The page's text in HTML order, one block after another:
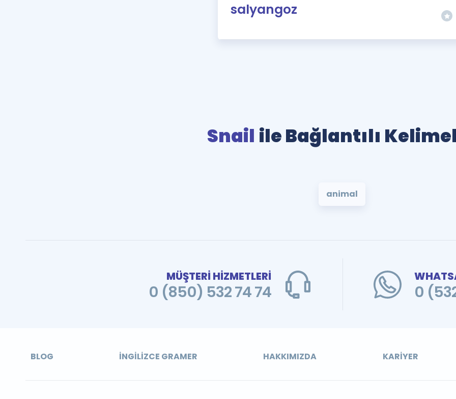
salyangoz
Snail ile Bağlantılı
animal
MÜŞTERİ HİZMETLERİ
0 (850) 532 74 74 0
BLOG İNGILIZCE GRAMER HAKKIMIZDA KARIYER